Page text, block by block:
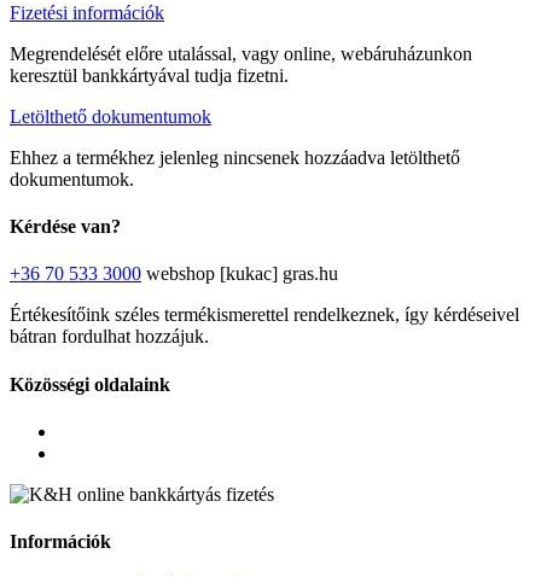
Fizetési információk
Megrendelését előre utalással, vagy online, webáruházunkon
keresztül bankkártyával tudja fizetni.
Letölthető dokumentumok
Ehhez a termékhez jelenleg nincsenek hozzáadva letölthető
dokumentumok.
Kérdése van?
+36 70 533 3000 webshop [kukac] gras.hu
Értékesítőink széles termékismerettel rendelkeznek, így kérdéseivel
bátran fordulhat hozzájuk.
Közösségi oldalaink
Információk